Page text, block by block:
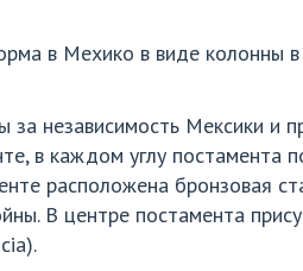
в Мехико в виде колонны
независимость Мексики и
в каждом углу постамента
расположена бронзовая
В центре постамента